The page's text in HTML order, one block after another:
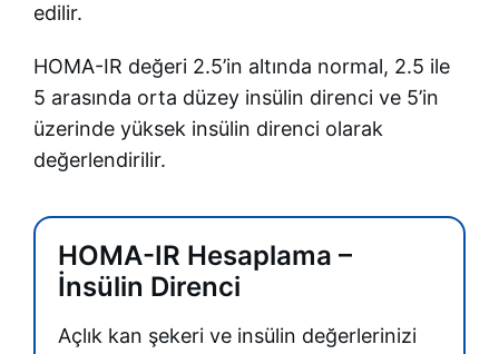
edilir.
HOMA-IR değeri 2.5’in altında normal, 2.5 ile
5 arasında orta düzey insülin direnci ve 5’in
üzerinde yüksek insülin direnci olarak
değerlendirilir.
HOMA-IR Hesaplama –
İnsülin Direnci
Açlık kan şekeri ve insülin değerlerinizi